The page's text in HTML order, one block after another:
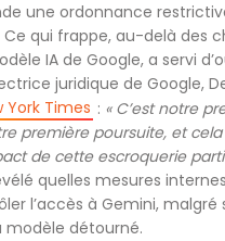
une ordonnance
qui frappe, au-delà des
IA de Google, a servi
juridique de Google,
York Times : « C’est notre
première poursuite, et
de cette escroquerie
quelles mesures
l’accès à Gemini, malgré
modèle détourné.